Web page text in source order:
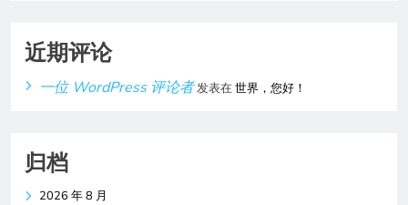
近期评论
一位 WordPress 评论者发表在世界，您好！
归档
2026 年 8 月